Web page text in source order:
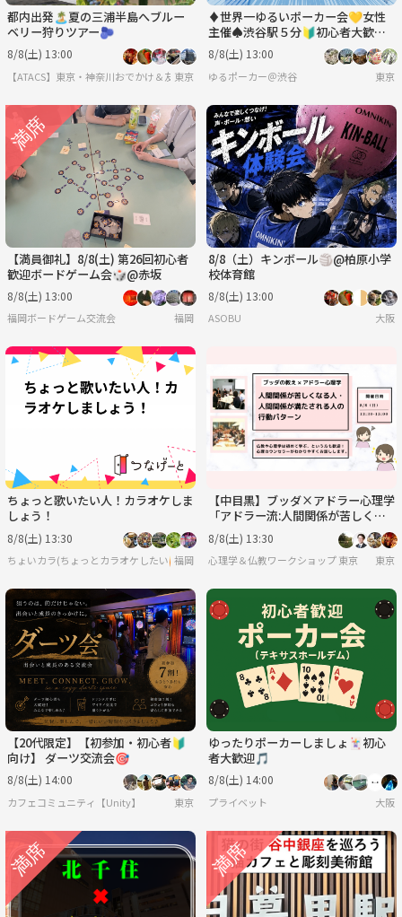
都内出発🏝️夏の三浦半島へブルー
ベリー狩りツアー🫐
8/8(土) 13:00
【ATACS】東京・神奈川おでかけ＆友達づくり｜20代30代中心
東京
♦️世界一ゆるいポーカー会💛女性
主催♠️渋谷駅５分🔰初心者大歓迎
♣
8/8(土) 13:00
ゆるポーカー＠渋谷 東京
【満員御礼】8/8(土) 第26回初心者
歓迎ボードゲーム会🎲@赤坂
8/8(土) 13:00
福岡ボードゲーム交流会 福岡
8/8（土）キンボール🏐@柏原小学
校体育館
8/8(土) 13:00
ASOBU 大阪
ちょっと歌いたい人！カラオケしま
しょう！
8/8(土) 13:30
ちょいカラ(ちょっとカラオケしたい🙋)福岡
【中目黒】ブッダ×アドラー心理学
「アドラー流:人間関係が苦しくな
る人・満たされる人の行動パター
ン」ワークショップ-東京
8/8(土) 13:30
心理学＆仏教ワークショップ 東京 東京
【20代限定】【初参加・初心者🔰
向け】 ダーツ交流会🎯
8/8(土) 14:00
カフェコミュニティ【Unity】 東京
ゆったりポーカーしましょ🃏初心
者大歓迎🎵
8/8(土) 14:00
プライベット 大阪